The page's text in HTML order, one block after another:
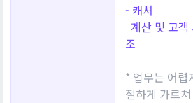
- 캐셔
계산 및 고객
조
* 업무는 어렵
절하게 가르